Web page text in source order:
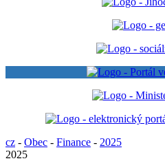
cz - Obec - Finance - 2025
2025